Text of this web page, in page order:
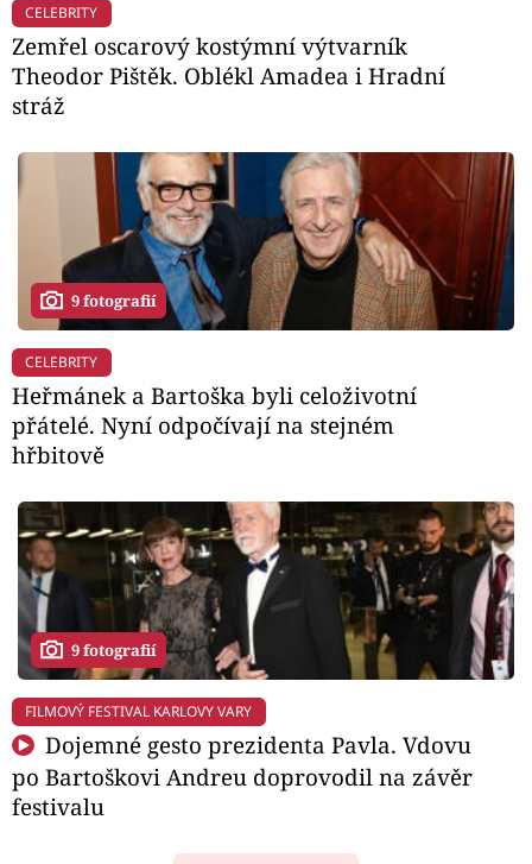
CELEBRITY
Zemřel oscarový kostýmní výtvarník
Theodor Pištěk. Oblékl Amadea i Hradní
stráž
9 fotografií
CELEBRITY
Heřmánek a Bartoška byli celoživotní
přátelé. Nyní odpočívají na stejném
hřbitově
9 fotografií
FILMOVÝ FESTIVAL KARLOVY VARY
Dojemné gesto prezidenta Pavla. Vdovu
po Bartoškovi Andreu doprovodil na závěr
festivalu